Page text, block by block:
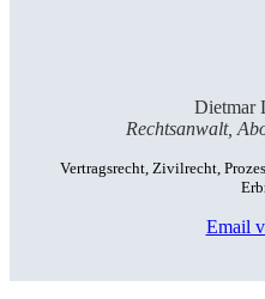
Dietmar
Rechtsanwalt,
Vertragsrecht, Zivilrecht,
Email